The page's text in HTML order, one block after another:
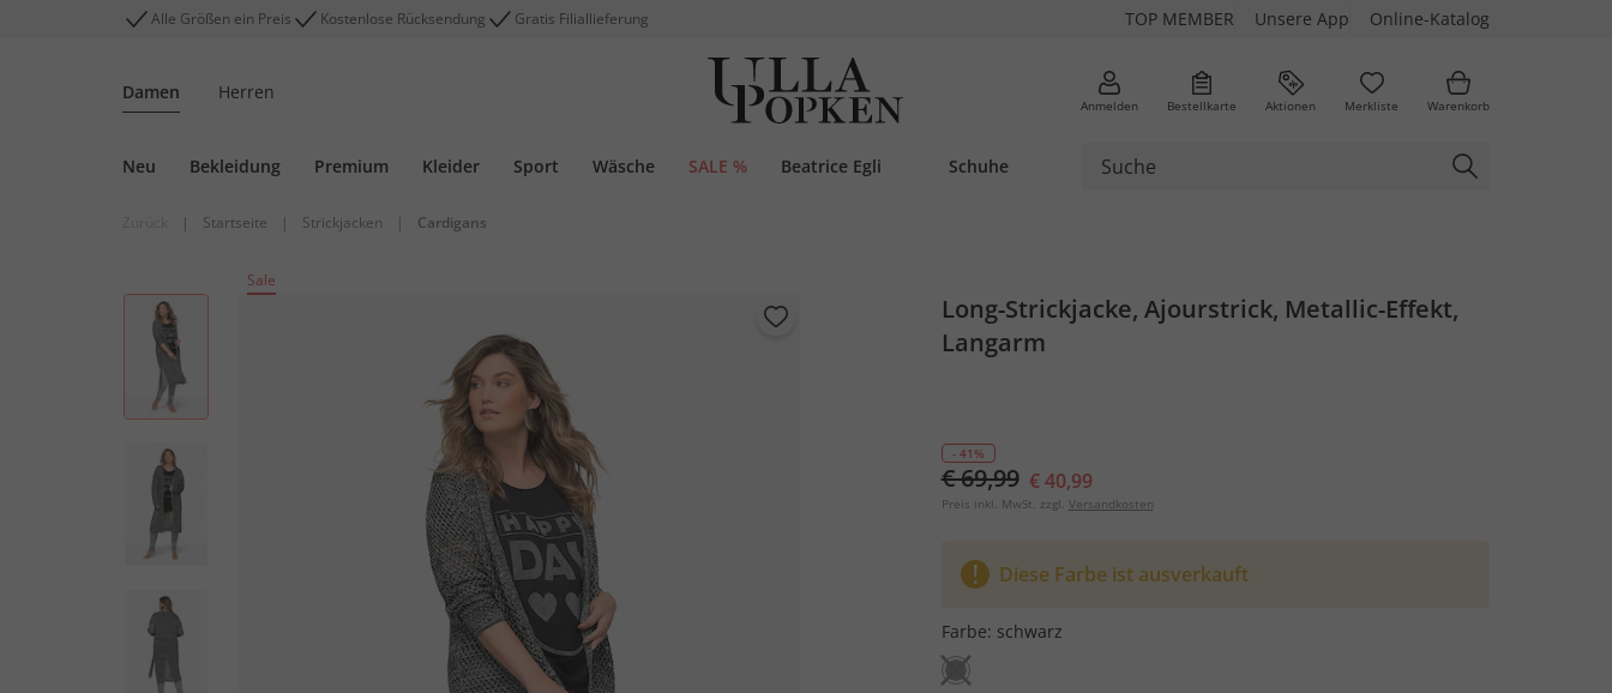
Alle Größen ein Preis Kostenlose Rücksendung Gratis Filiallieferung TOP MEMBER Unsere App Online-Katalog
Damen Herren
Anmelden Bestellkarte Aktionen Merkliste Warenkorb
Neu Bekleidung Premium Kleider Sport Wäsche SALE % Beatrice Egli Schuhe
| Startseite | Strickjacken | Cardigans
Sale
Long-Strickjacke, Ajourstrick, Metallic-Effekt,
Langarm
- 41%
€ 69,99 € 40,99
Preis inkl. MwSt. zzgl. Versandkosten
Diese Farbe ist ausverkauft
Farbe: schwarz